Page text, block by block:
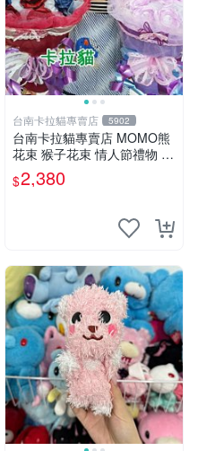
台南卡拉貓專賣店 5902
台南卡拉貓專賣店 MOMO熊
花束 猴子花束 情人節禮物 二
選一 可繡字 可今天寄明天到
$2,380